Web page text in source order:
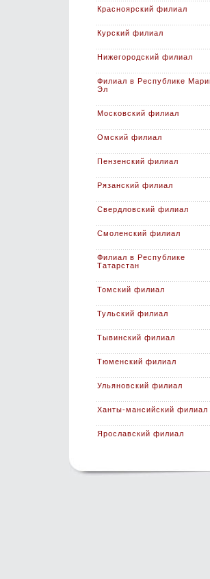
Красноярский филиал
Курский филиал
Нижегородский филиал
Филиал в Республике
Эл
Московский филиал
Омский филиал
Пензенский филиал
Рязанский филиал
Свердловский филиал
Смоленский филиал
Филиал в Республике
Татарстан
Томский филиал
Тульский филиал
Тывинский филиал
Тюменский филиал
Ульяновский филиал
Ханты-мансийский филиал
Ярославский филиал